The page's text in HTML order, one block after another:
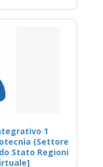
1
(Settore
Stato Regioni